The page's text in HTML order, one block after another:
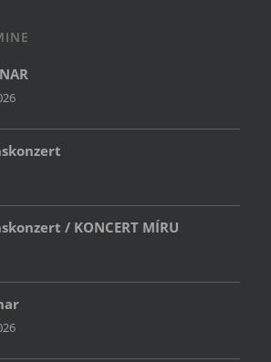
/ KONCERT MÍRU